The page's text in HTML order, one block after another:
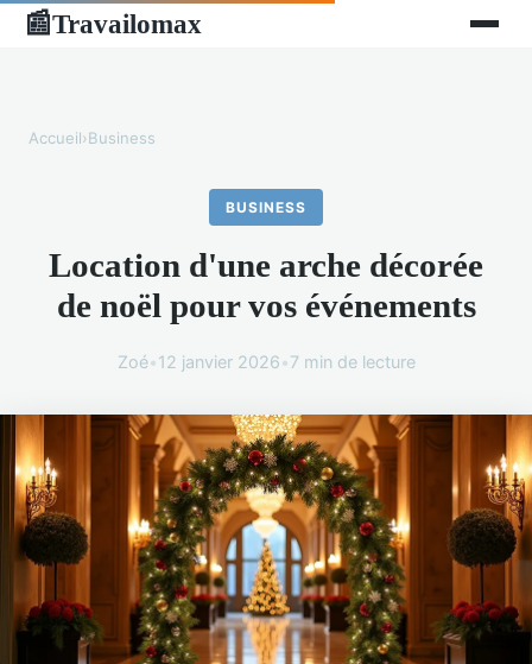
📰Travailomax
Accueil›Business
BUSINESS
Location d'une arche décorée
de noël pour vos événements
Zoé•12 janvier 2026•7 min de lecture